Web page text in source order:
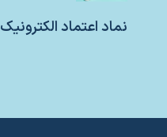
نماد اعتماد الکترونیک